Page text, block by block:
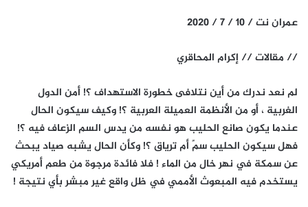
عمران نت / 10 / 7 / 2020
// مقالات // إكرام المحاقري
لم نعد ندرك من أين نتلافى خطورة الاستهداف ؟! أمن الدول
الغربية ، أو من الأنظمة العميلة العربية ؟! وكيف سيكون الحال
عندما يكون صانع الحليب هو نفسه من يدس السم الزعاف فيه ؟!
فهل سيكون الحليب سمً أم ترياق ؟! وكأن الحال يشبه صياد يبحث
عن سمكة في نهر خال من الماء ! فلا فائدة مرجوة من طعم أمريكي
يستخدم فيه المبعوث الأممي في ظل واقع غير مبشر بأي نتيجة !